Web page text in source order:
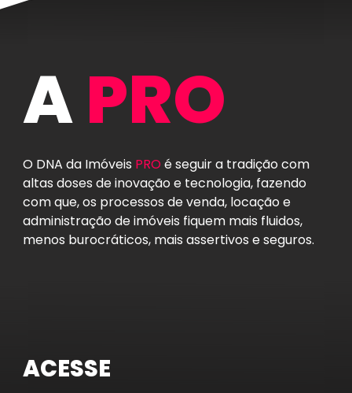
APRO
O DNA da Imóveis PRO é seguir a tradição com
altas doses de inovação e tecnologia, fazendo
com que, os processos de venda, locação e
administração de imóveis fiquem mais fluidos,
menos burocráticos, mais assertivos e seguros.
ACESSE